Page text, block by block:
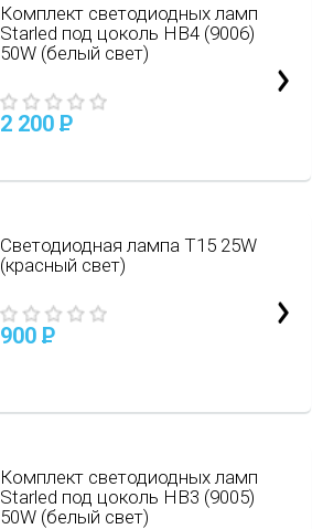
Комплект светодиодных ламп
Starled под цоколь HB4 (9006)
50W (белый свет)
2 200 P
Светодиодная лампа T15 25W
(красный свет)
900 P
Комплект светодиодных ламп
Starled под цоколь HB3 (9005)
50W (белый свет)